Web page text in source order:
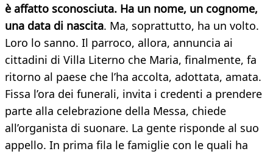
è affatto sconosciuta. Ha un nome, un cognome,
una data di nascita. Ma, soprattutto, ha un volto.
Loro lo sanno. Il parroco, allora, annuncia ai
cittadini di Villa Literno che Maria, finalmente, fa
ritorno al paese che l’ha accolta, adottata, amata.
Fissa l’ora dei funerali, invita i credenti a prendere
parte alla celebrazione della Messa, chiede
all’organista di suonare. La gente risponde al suo
appello. In prima fila le famiglie con le quali ha